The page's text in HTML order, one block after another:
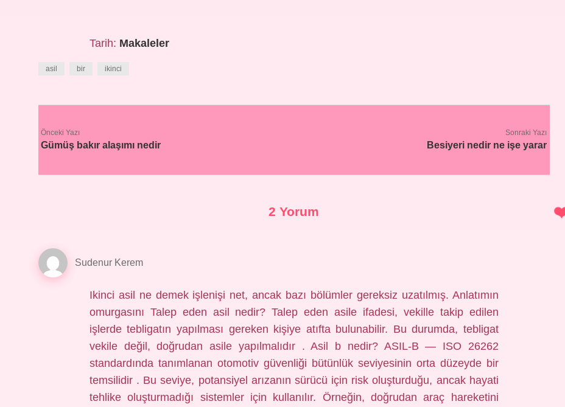
Tarih: Makaleler
asil bir ikinci
Önceki Yazı
Gümüş bakır alaşımı nedir
Sonraki Yazı
Besiyeri nedir ne işe yarar
2 Yorum
Sudenur Kerem
Ikinci asil ne demek işlenişi net, ancak bazı bölümler gereksiz uzatılmış. Anlatımın
omurgasını Talep eden asil nedir? Talep eden asile ifadesi, vekille takip edilen
işlerde tebligatın yapılması gereken kişiye atıfta bulunabilir. Bu durumda, tebligat
vekile değil, doğrudan asile yapılmalıdır . Asil b nedir? ASIL-B — ISO 26262
standardında tanımlanan otomotiv güvenliği bütünlük seviyesinin orta düzeyde bir
temsilidir . Bu seviye, potansiyel arızanın sürücü için risk oluşturduğu, ancak hayati
tehlike oluşturmadığı sistemler için kullanılır. Örneğin, doğrudan araç hareketini